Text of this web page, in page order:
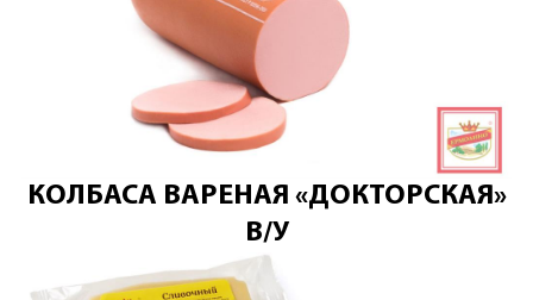
КОЛБАСА ВАРЕНАЯ «ДОКТОРСКАЯ»
В/У